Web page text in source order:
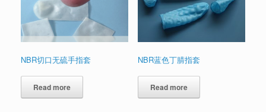
NBR切口无硫手指套
Read more
NBR蓝色丁腈指套
Read more